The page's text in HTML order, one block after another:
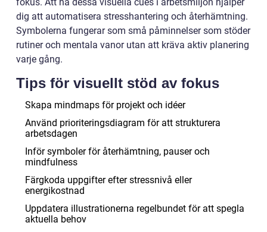
dig att automatisera stresshantering och återhämtning.
Symbolerna fungerar som små påminnelser som stöder
rutiner och mentala vanor utan att kräva aktiv planering
varje gång.
Tips för visuellt stöd av fokus
Skapa mindmaps för projekt och idéer
Använd prioriteringsdiagram för att strukturera
arbetsdagen
Inför symboler för återhämtning, pauser och
mindfulness
Färgkoda uppgifter efter stressnivå eller
energikostnad
Uppdatera illustrationerna regelbundet för att spegla
aktuella behov